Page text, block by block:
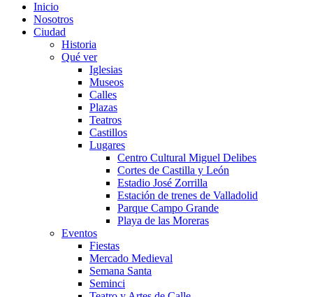
Inicio
Nosotros
Ciudad
Historia
Qué ver
Iglesias
Museos
Calles
Plazas
Teatros
Castillos
Lugares
Centro Cultural Miguel Delibes
Cortes de Castilla y León
Estadio José Zorrilla
Estación de trenes de Valladolid
Parque Campo Grande
Playa de las Moreras
Eventos
Fiestas
Mercado Medieval
Semana Santa
Seminci